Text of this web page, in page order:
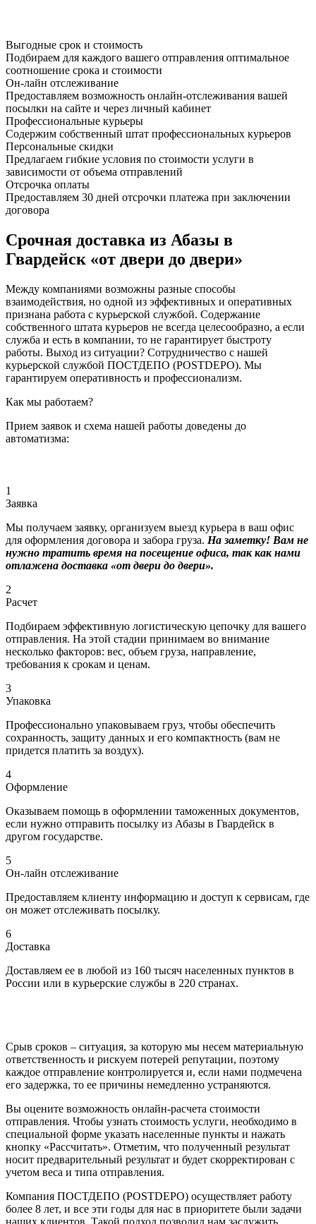
Выгодные срок и стоимость
Подбираем для каждого вашего отправления оптимальное
соотношение срока и стоимости
Он-лайн отслеживание
Предоставляем возможность онлайн-отслеживания вашей
посылки на сайте и через личный кабинет
Профессиональные курьеры
Содержим собственный штат профессиональных курьеров
Персональные скидки
Предлагаем гибкие условия по стоимости услуги в
зависимости от объема отправлений
Отсрочка оплаты
Предоставляем 30 дней отсрочки платежа при заключении
договора
Срочная доставка из Абазы в
Гвардейск «от двери до двери»
Между компаниями возможны разные способы
взаимодействия, но одной из эффективных и оперативных
признана работа с курьерской службой. Содержание
собственного штата курьеров не всегда целесообразно, а если
служба и есть в компании, то не гарантирует быстроту
работы. Выход из ситуации? Сотрудничество с нашей
курьерской службой ПОСТДЕПО (POSTDEPO). Мы
гарантируем оперативность и профессионализм.
Как мы работаем?
Прием заявок и схема нашей работы доведены до
автоматизма:
1
Заявка
Мы получаем заявку, организуем выезд курьера в ваш офис
для оформления договора и забора груза. На заметку! Вам не
нужно тратить время на посещение офиса, так как нами
отлажена доставка «от двери до двери».
2
Расчет
Подбираем эффективную логистическую цепочку для вашего
отправления. На этой стадии принимаем во внимание
несколько факторов: вес, объем груза, направление,
требования к срокам и ценам.
3
Упаковка
Профессионально упаковываем груз, чтобы обеспечить
сохранность, защиту данных и его компактность (вам не
придется платить за воздух).
4
Оформление
Оказываем помощь в оформлении таможенных документов,
если нужно отправить посылку из Абазы в Гвардейск в
другом государстве.
5
Он-лайн отслеживание
Предоставляем клиенту информацию и доступ к сервисам, где
он может отслеживать посылку.
6
Доставка
Доставляем ее в любой из 160 тысяч населенных пунктов в
России или в курьерские службы в 220 странах.
Срыв сроков – ситуация, за которую мы несем материальную
ответственность и рискуем потерей репутации, поэтому
каждое отправление контролируется и, если нами подмечена
его задержка, то ее причины немедленно устраняются.
Вы оцените возможность онлайн-расчета стоимости
отправления. Чтобы узнать стоимость услуги, необходимо в
специальной форме указать населенные пункты и нажать
кнопку «Рассчитать». Отметим, что полученный результат
носит предварительный результат и будет скорректирован с
учетом веса и типа отправления.
Компания ПОСТДЕПО (POSTDEPO) осуществляет работу
более 8 лет, и все эти годы для нас в приоритете были задачи
наших клиентов. Такой подход позволил нам заслужить